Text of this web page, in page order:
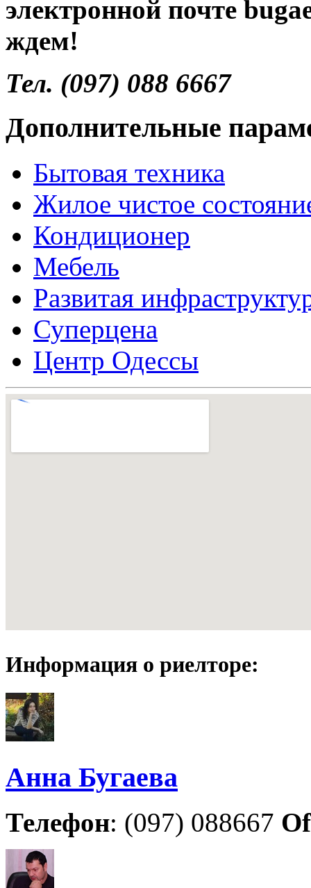
электронной почте
ждем!
Тел. (097) 088 6667
Дополнительные
Бытовая техника
Жилое чистое
Кондиционер
Мебель
Развитая
Суперцена
Центр Одессы
Информация о риелторе:
Анна Бугаева
Телефон: (097) 088667